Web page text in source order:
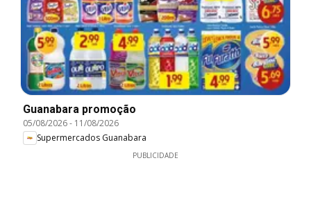
Guanabara promoção
05/08/2026- 11/08/2026
Supermercados Guanabara
PUBLICIDADE